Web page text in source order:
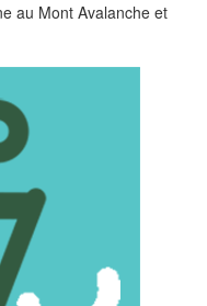
au Mont Avalanche et